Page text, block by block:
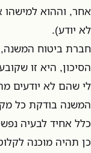
אחר, וההוא למישהו
לא יודע).
חברת ביטוח
הסיכון, היא זו
לי שהם לא יודעים
המשנה בודקת כל
כלל אחיד לבעיה
כן תהיה מוכנה